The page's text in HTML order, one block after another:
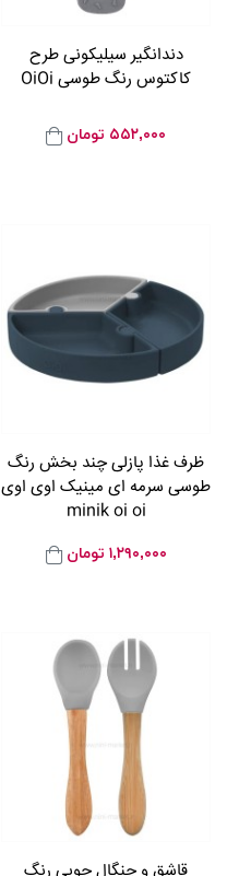
دندانگیر سیلیکونی طرح
کاکتوس رنگ طوسی OiOi
۵۵۲,۰۰۰ تومان
ظرف غذا پازلی چند بخش رنگ
طوسی سرمه ای مینیک اوی اوی
minik oi oi
۱,۲۹۰,۰۰۰ تومان